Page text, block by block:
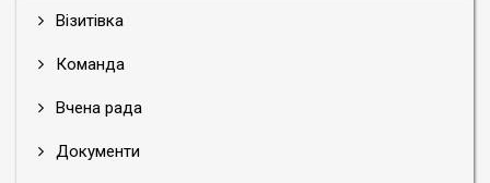
Візитівка
Команда
Вчена рада
Документи